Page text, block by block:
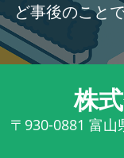
ど事後のこと
株
〒930-0881 富山